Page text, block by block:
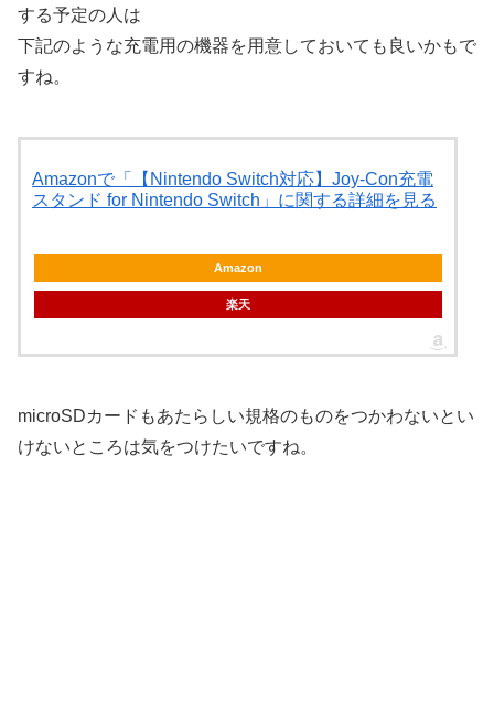
する予定の人は
下記のような充電用の機器を用意しておいても良いかもで
すね。
Amazonで「【Nintendo Switch対応】Joy-Con充電
スタンド for Nintendo Switch」に関する詳細を見る
Amazon
楽天
microSDカードもあたらしい規格のものをつかわないとい
けないところは気をつけたいですね。